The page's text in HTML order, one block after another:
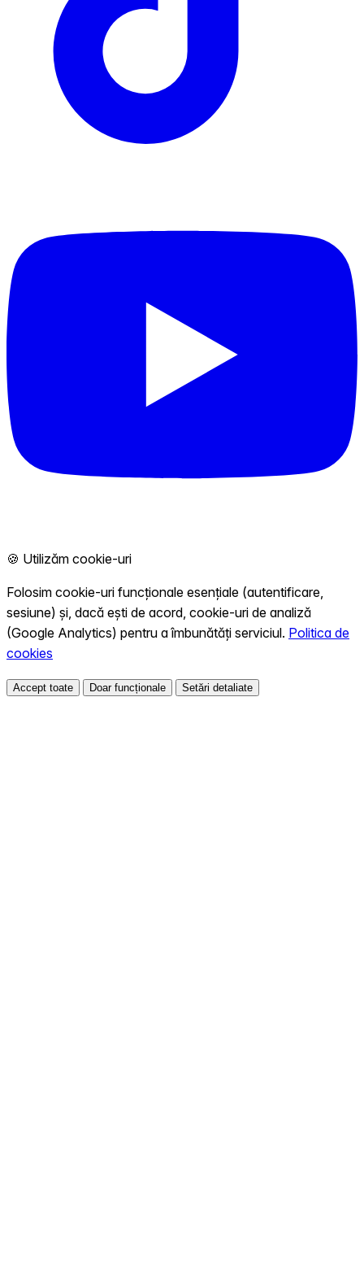
🍪 Utilizăm cookie-uri
Folosim cookie-uri funcționale esențiale (autentificare,
sesiune) și, dacă ești de acord, cookie-uri de analiză
(Google Analytics) pentru a îmbunătăți serviciul. Politica de
cookies
Accept toate Doar funcționale Setări detaliate